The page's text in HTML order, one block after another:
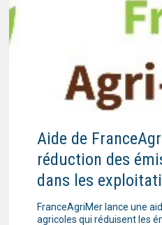
Aide de
réduction des
dans les
FranceAgriMer lance une
agricoles qui réduisent les